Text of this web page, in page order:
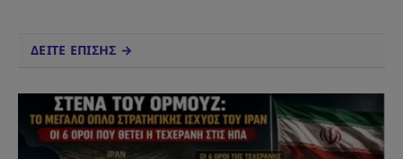
ΔΕΙΤΕ ΕΠΙΣΗΣ →